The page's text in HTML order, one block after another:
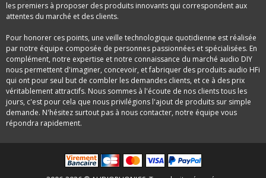
les premiers à proposer des produits innovants qui correspondent aux
attentes du marché et des clients.
Pour honorer ces points, une veille technologique quotidienne est réalisée
par notre équipe composée de personnes passionnées et spécialisées. En
complément, notre expertise et notre connaissance du marché audio DIY
nous permettent d'imaginer, concevoir, et fabriquer des produits audio HFi
qui ont pour seul but de combler les demandes clients, et ce à des prix
véritablement attractifs. Nous sommes à l'écoute de nos clients tous les
jours, c'est pour cela que nous privilégions l'ajout de produits sur simple
demande. N'hésitez surtout pas à nous contacter, notre équipe vous
répondra rapidement.